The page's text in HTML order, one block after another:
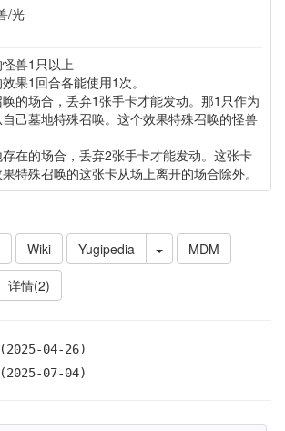
/光
兽1只以上
1回合各能使用1次。
的场合，丢弃1张手卡才能发动。那1只作为
己墓地特殊召唤。这个效果特殊召唤的怪兽
在的场合，丢弃2张手卡才能发动。这张卡
特殊召唤的这张卡从场上离开的场合除外。
Wiki Yugipedia
MDM
详情(2)
(2025-04-26)
(2025-07-04)